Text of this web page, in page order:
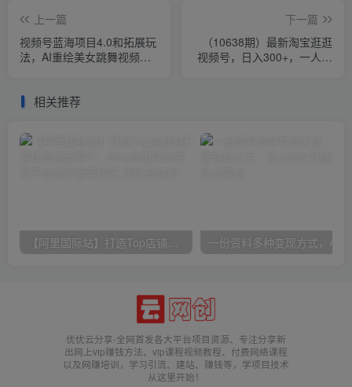
上一篇
视频号蓝海项目4.0和拓展玩
法，AI重绘美女跳舞视频，
下一篇
（10638期）最新淘宝逛逛
视频号，日入300+，一人可
相关推荐
【阿里国际站】打造Top店铺&获得优质询盘客户，​95%的国际站讲师不会说的运营技巧
优优云分享-全网首发各大平台项目资源、专注分享新
出网上vip赚钱方法、vip课程视频教程、付费网络课程
以及网赚培训，学习引流、建站、赚钱等，学项目技术
从这里开始！